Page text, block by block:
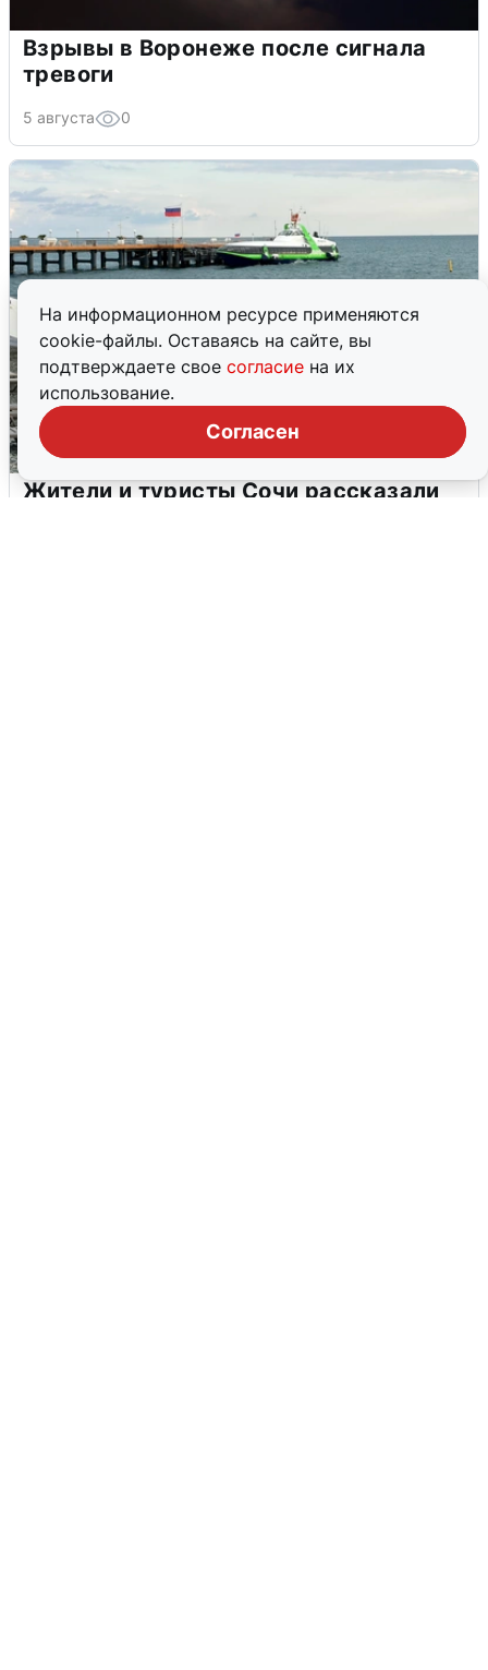
На информационном ресурсе применяются
cookie-файлы. Оставаясь на сайте, вы
подтверждаете свое согласие на их
использование.
Согласен
Взрывы в Воронеже после сигнала
тревоги
5 августа 0
Жители и туристы Сочи рассказали